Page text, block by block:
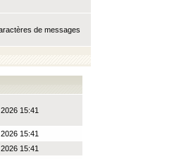
de messages
15:41
15:41
15:41